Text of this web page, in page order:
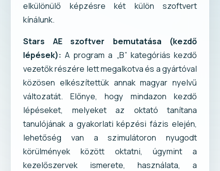
elkülönülő képzésre két külön szoftvert
kínálunk.
Stars AE szoftver bemutatása (kezdő
lépések): A program a „B” kategóriás kezdő
vezetők részére lett megalkotva és a gyártóval
közösen elkészítettük annak magyar nyelvű
változatát. Előnye, hogy mindazon kezdő
lépéseket, melyeket az oktató tanítana
tanulójának a gyakorlati képzési fázis elején,
lehetőség van a szimulátoron nyugodt
körülmények között oktatni, úgymint a
kezelőszervek ismerete, használata, a